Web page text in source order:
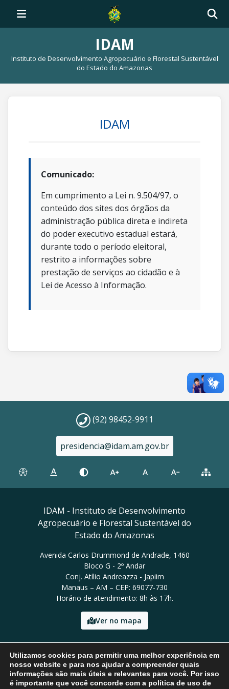
IDAM
Instituto de Desenvolvimento Agropecuário e Florestal Sustentável
do Estado do Amazonas
IDAM
Comunicado:
Em cumprimento a Lei n. 9.504/97, o
conteúdo dos sites dos órgãos da
administração pública direta e indireta
do poder executivo estadual estará,
durante todo o período eleitoral,
restrito a informações sobre
prestação de serviços ao cidadão e à
Lei de Acesso à Informação.
(92) 98452-9911
presidencia@idam.am.gov.br
IDAM - Instituto de Desenvolvimento
Agropecuário e Florestal Sustentável do
Estado do Amazonas
Avenida Carlos Drummond de Andrade, 1460
Bloco G - 2º Andar
Conj. Atílio Andreazza - Japiim
Manaus – AM – CEP: 69077-730
Horário de atendimento: 8h às 17h.
Ver no mapa
Email: presidencia@idam.am.gov.br
Tel: (92) 98452-9911
Utilizamos cookies para permitir uma melhor experiência em
nosso website e para nos ajudar a compreender quais
informações são mais úteis e relevantes para você. Por isso
é importante que você concorde com a política de uso de